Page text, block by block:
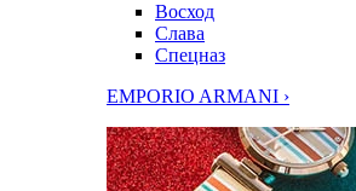
Восход
Слава
Спецназ
EMPORIO ARMANI ›